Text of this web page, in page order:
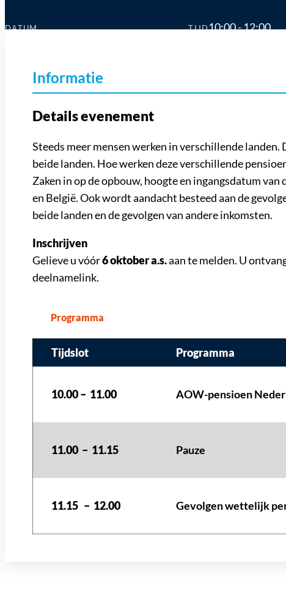
DATUM TIJD10:00 - 12:00
Informatie
Details evenement
Steeds meer mensen werken in verschillende
beide landen. Hoe werken deze verschillende
Zaken in op de opbouw, hoogte en ingangsdatum
en België. Ook wordt aandacht besteed aan de
beide landen en de gevolgen van andere inkomsten.
Inschrijven
Gelieve u vóór6 oktober a.s.aan te melden. U
deelnamelink.
Programma
Tijdslot Programma
10.00 – 11.00 AOW-pensioen
11.00 – 11.15 Pauze
11.15 – 12.00 Gevolgen wettelijk